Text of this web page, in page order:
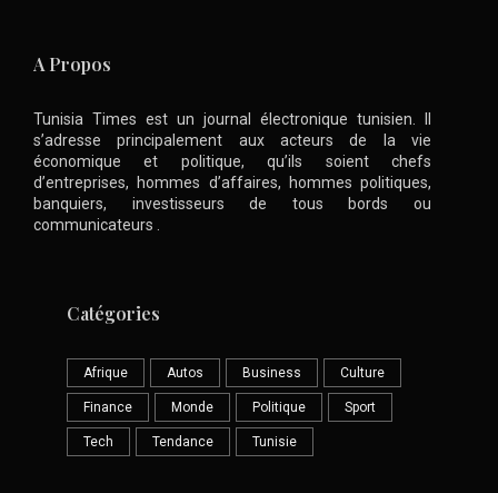
A Propos
Tunisia Times est un journal électronique tunisien. Il
s’adresse principalement aux acteurs de la vie
économique et politique, qu’ils soient chefs
d’entreprises, hommes d’affaires, hommes politiques,
banquiers, investisseurs de tous bords ou
communicateurs .
Catégories
Afrique Autos Business Culture
Finance Monde Politique Sport
Tech Tendance Tunisie